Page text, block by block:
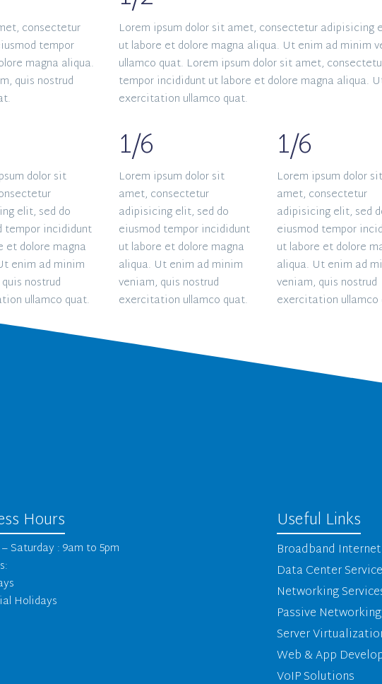
consectetur
tempor
magna aliqua.
quis nostrud
Lorem ipsum dolor sit amet, consectetur
ut labore et dolore magna aliqua. Ut enim ad minim
ullamco quat. Lorem ipsum dolor sit amet,
tempor incididunt ut labore et dolore magna aliqua.
exercitation ullamco quat.
dolor sit
elit, sed do
tempor incididunt
et dolore magna
enim ad minim
nostrud
ullamco quat.
1/6
Lorem ipsum dolor sit
amet, consectetur
adipisicing elit, sed do
eiusmod tempor incididunt
ut labore et dolore magna
aliqua. Ut enim ad minim
veniam, quis nostrud
exercitation ullamco quat.
1/6
Lorem ipsum dolor sit
amet, consectetur
adipisicing elit, sed
eiusmod tempor
ut labore et dolore
aliqua. Ut enim ad
veniam, quis nostrud
exercitation ullamco
Hours
Saturday : 9am to 5pm
Holidays
Useful Links
Broadband
Data Center
Networking
Passive Networking
Server
Web & App
VoIP Solutions